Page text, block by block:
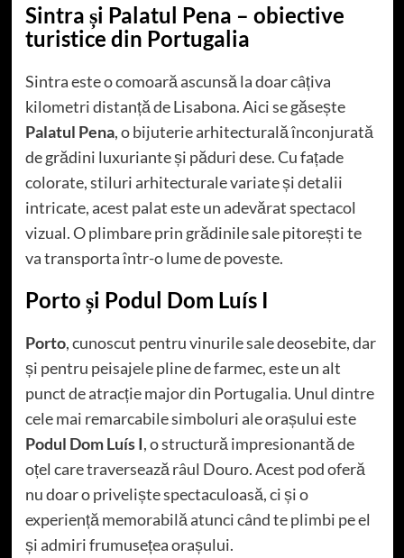
Sintra și Palatul Pena – obiective
turistice din Portugalia
Sintra este o comoară ascunsă la doar câțiva
kilometri distanță de Lisabona. Aici se găsește
Palatul Pena, o bijuterie arhitecturală înconjurată
de grădini luxuriante și păduri dese. Cu fațade
colorate, stiluri arhitecturale variate și detalii
intricate, acest palat este un adevărat spectacol
vizual. O plimbare prin grădinile sale pitorești te
va transporta într-o lume de poveste.
Porto și Podul Dom Luís I
Porto, cunoscut pentru vinurile sale deosebite, dar
și pentru peisajele pline de farmec, este un alt
punct de atracție major din Portugalia. Unul dintre
cele mai remarcabile simboluri ale orașului este
Podul Dom Luís I, o structură impresionantă de
oțel care traversează râul Douro. Acest pod oferă
nu doar o priveliște spectaculoasă, ci și o
experiență memorabilă atunci când te plimbi pe el
și admiri frumusețea orașului.